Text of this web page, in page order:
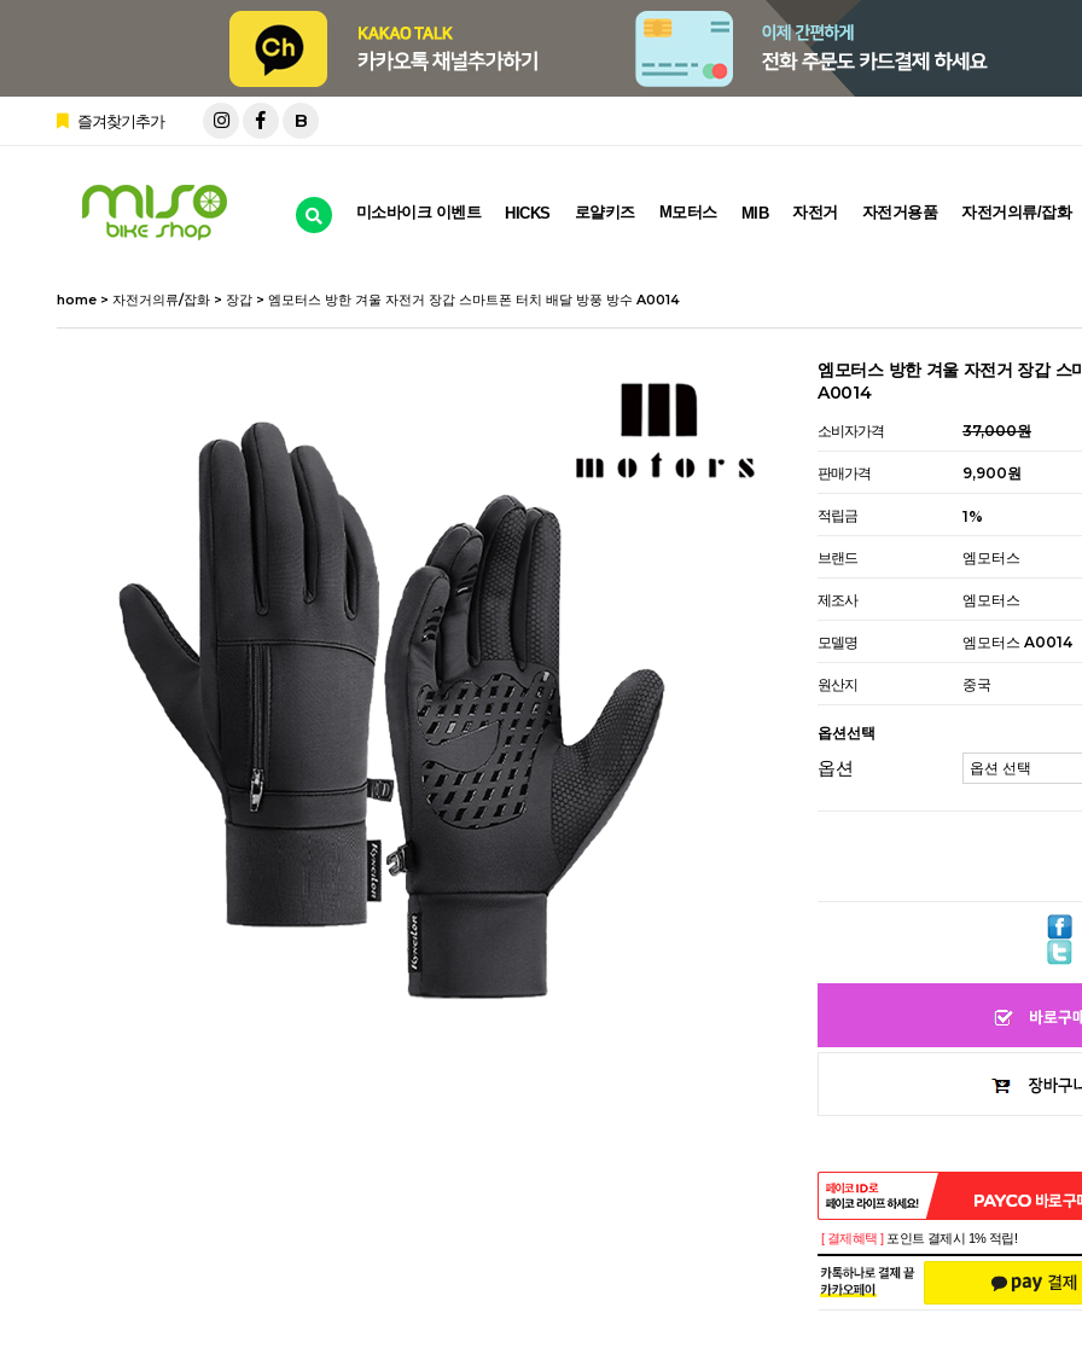
즐겨찾기추가 B
미소바이크 이벤트 HICKS 로얄키즈 M모터스 MIB 자전거 자전거용품 자전거의류/잡화
home > 자전거의류/잡화 > 장갑 > 엠모터스 방한 겨울 자전거 장갑 스마트폰 터치 배달 방풍 방수 A0014
엠모터스 방한 겨울 자전거 장갑 스
A0014
소비자가격 37,000원
판매가격 9,900원
적립금 1%
브랜드 엠모터스
제조사 엠모터스
모델명 엠모터스 A0014
원산지 중국
옵션선택
옵션
[ 결제혜택 ] 포인트 결제시 1% 적립!